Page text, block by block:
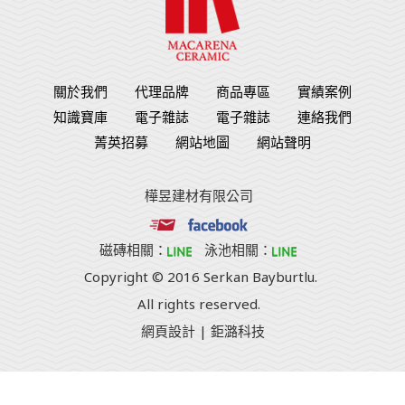
關於我們 代理品牌 商品專區
實績案例
知識寶庫
電子雜誌 電子雜誌
連絡我們
菁英招募
網站地圖 網站聲明
樺昱建材有限公司
磁磚相關：
泳池相關：
Copyright © 2016 Serkan Bayburtlu.
All rights reserved.
網頁設計| 鉅潞科技